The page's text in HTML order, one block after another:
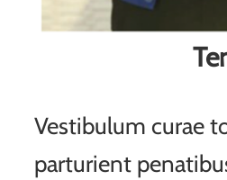
Vestibulum curae
parturient